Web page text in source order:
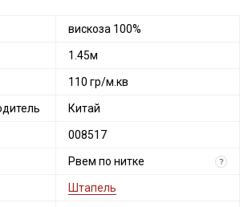
вискоза 100%
1.45м
110 гр/м.кв
Китай
008517
Рвем по нитке ?
Штапель